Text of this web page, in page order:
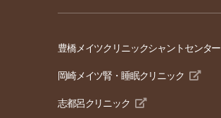
豊橋メイツクリニックシャントセンター
岡崎メイツ腎・睡眠クリニック
志都呂クリニック